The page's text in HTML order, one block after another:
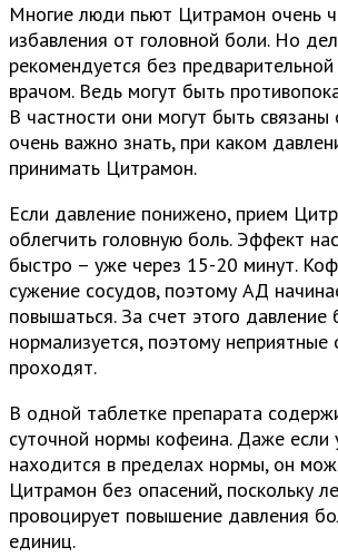
Многие люди пьют Цитрамон очень
избавления от головной боли. Но
рекомендуется без предварительной
врачом. Ведь могут быть
В частности они могут быть
очень важно знать, при каком
принимать Цитрамон.
Если давление понижено, прием
облегчить головную боль. Эффект
быстро – уже через 15-20 минут.
сужение сосудов, поэтому АД
повышаться. За счет этого давление
нормализуется, поэтому
проходят.
В одной таблетке препарата
суточной нормы кофеина. Даже если
находится в пределах нормы, он
Цитрамон без опасений, поскольку
провоцирует повышение давления
единиц.